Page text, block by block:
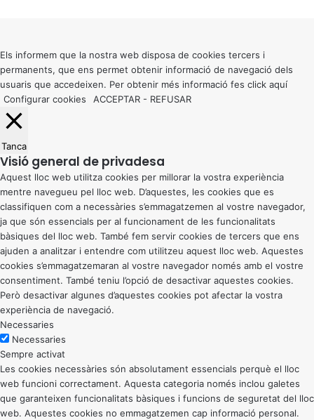
button
Els informem que la nostra web disposa de cookies tercers i
permanents, que ens permet obtenir informació de navegació dels
usuaris que accedeixen. Per obtenir més informació fes click aquí
Configurar cookies
ACCEPTAR - REFUSAR
Tanca
Visió general de privadesa
Aquest lloc web utilitza cookies per millorar la vostra experiència
mentre navegueu pel lloc web. D’aquestes, les cookies que es
classifiquen com a necessàries s’emmagatzemen al vostre navegador,
ja que són essencials per al funcionament de les funcionalitats
bàsiques del lloc web. També fem servir cookies de tercers que ens
ajuden a analitzar i entendre com utilitzeu aquest lloc web. Aquestes
cookies s’emmagatzemaran al vostre navegador només amb el vostre
consentiment. També teniu l’opció de desactivar aquestes cookies.
Però desactivar algunes d’aquestes cookies pot afectar la vostra
experiència de navegació.
Necessaries
Necessaries
Sempre activat
Les cookies necessàries són absolutament essencials perquè el lloc
web funcioni correctament. Aquesta categoria només inclou galetes
que garanteixen funcionalitats bàsiques i funcions de seguretat del lloc
web. Aquestes cookies no emmagatzemen cap informació personal.